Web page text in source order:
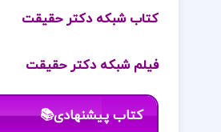
کتاب شبکه دکتر حقیقت
فیلم شبکه دکتر حقیقت
کتاب پیشنهادی📚